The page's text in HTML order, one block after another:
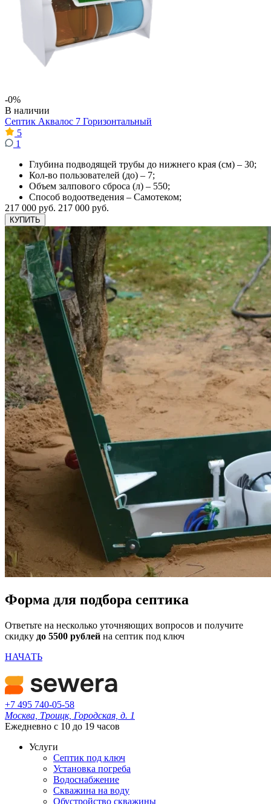
-0%
В наличии
Септик Аквалос 7 Горизонтальный
5
1
Глубина подводящей трубы до нижнего края (см) – 30;
Кол-во пользователей (до) – 7;
Объем залпового сброса (л) – 550;
Способ водоотведения – Самотеком;
217 000 руб. 217 000 руб.
КУПИТЬ
Форма для подбора септика
Ответьте на несколько уточняющих вопросов и получите
скидку до 5500 рублей на септик под ключ
НАЧАТЬ
+7 495 740-05-58
Москва, Троицк, Городская, д. 1
Ежедневно с 10 до 19 часов
Услуги
Септик под ключ
Установка погреба
Водоснабжение
Скважина на воду
Обустройство скважины